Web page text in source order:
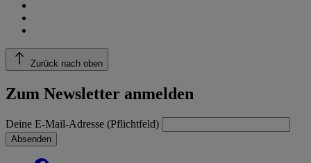
Zurück nach oben
Zum Newsletter anmelden
Deine E-Mail-Adresse (Pflichtfeld)
Absenden